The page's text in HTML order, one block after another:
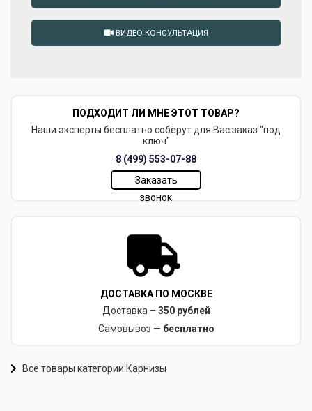
ВИДЕО-КОНСУЛЬТАЦИЯ
ПОДХОДИТ ЛИ МНЕ ЭТОТ ТОВАР?
Наши эксперты бесплатно соберут для Вас заказ "под
ключ"
8 (499) 553-07-88
Заказать
звонок
ДОСТАВКА ПО МОСКВЕ
Доставка – 350 рублей
Самовывоз — бесплатно
Все товары категории Карнизы